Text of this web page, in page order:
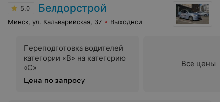
5.0 Белдорстрой
Минск, ул. Кальварийская, 37 Выходной
Переподготовка водителей
категории «В» на категорию
«С»
Цена по запросу
Все цены